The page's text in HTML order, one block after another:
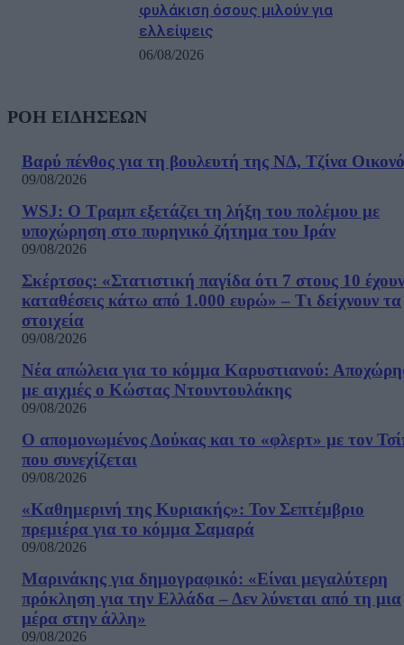
φυλάκιση όσους μιλούν για
ελλείψεις
06/08/2026
ΡΟΗ ΕΙΔΗΣΕΩΝ
Βαρύ πένθος για τη βουλευτή της ΝΔ, Τζίνα
09/08/2026
WSJ: Ο Τραμπ εξετάζει τη λήξη του πολέμου με
υποχώρηση στο πυρηνικό ζήτημα του Ιράν
09/08/2026
Σκέρτσος: «Στατιστική παγίδα ότι 7 στους 10 έχουν
καταθέσεις κάτω από 1.000 ευρώ» – Τι δείχνουν τα
στοιχεία
09/08/2026
Νέα απώλεια για το κόμμα Καρυστιανού:
με αιχμές ο Κώστας Ντουντουλάκης
09/08/2026
Ο απομονωμένος Δούκας και το «φλερτ» με τον
που συνεχίζεται
09/08/2026
«Καθημερινή της Κυριακής»: Τον Σεπτέμβριο
πρεμιέρα για το κόμμα Σαμαρά
09/08/2026
Μαρινάκης για δημογραφικό: «Είναι μεγαλύτερη
πρόκληση για την Ελλάδα – Δεν λύνεται από τη μια
μέρα στην άλλη»
09/08/2026